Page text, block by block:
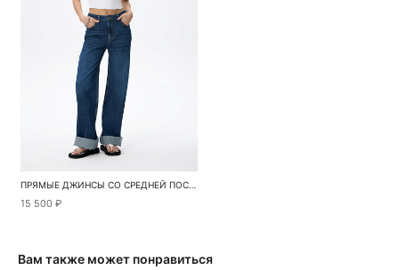
ПРЯМЫЕ ДЖИНСЫ СО СРЕДНЕЙ ПОСАДКОЙ
15 500 ₽
Вам также может понравиться